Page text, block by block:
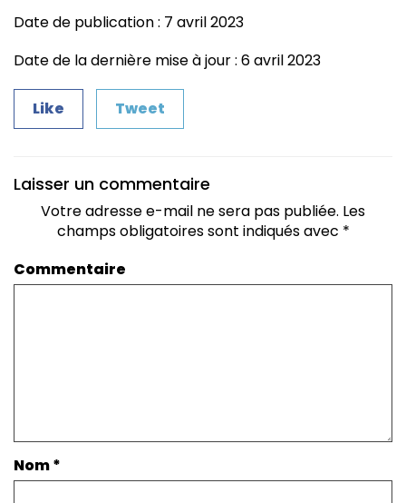
Date de publication : 7 avril 2023
Date de la dernière mise à jour : 6 avril 2023
Like Tweet
Laisser un commentaire
Votre adresse e-mail ne sera pas publiée. Les
champs obligatoires sont indiqués avec *
Commentaire
Nom*